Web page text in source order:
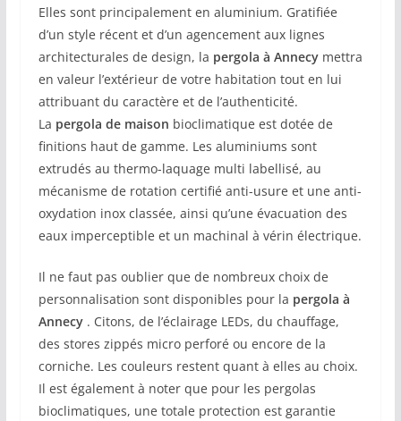
Elles sont principalement en aluminium. Gratifiée
d’un style récent et d’un agencement aux lignes
architecturales de design, la pergola à Annecy mettra
en valeur l’extérieur de votre habitation tout en lui
attribuant du caractère et de l’authenticité.
La pergola de maison bioclimatique est dotée de
finitions haut de gamme. Les aluminiums sont
extrudés au thermo-laquage multi labellisé, au
mécanisme de rotation certifié anti-usure et une anti-
oxydation inox classée, ainsi qu’une évacuation des
eaux imperceptible et un machinal à vérin électrique.
Il ne faut pas oublier que de nombreux choix de
personnalisation sont disponibles pour la pergola à
Annecy . Citons, de l’éclairage LEDs, du chauffage,
des stores zippés micro perforé ou encore de la
corniche. Les couleurs restent quant à elles au choix.
Il est également à noter que pour les pergolas
bioclimatiques, une totale protection est garantie